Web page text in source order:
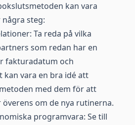
kan vara
steg:
Ta reda på vilka
som redan har en
fakturadatum och
kan vara en bra idé att
med dem för att
om de nya rutinerna.
programvara: Se till